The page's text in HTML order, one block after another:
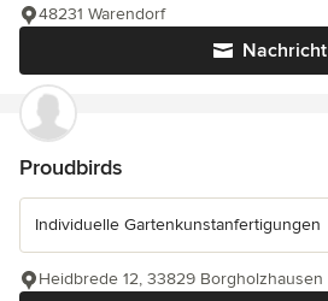
Nachricht
48231 Warendorf
Proudbirds
Individuelle Gartenkunstanfertigungen
Heidbrede 12, 33829 Borgholzhausen